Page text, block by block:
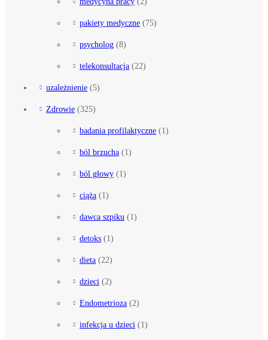
pakiety medyczne (75)
psycholog (8)
telekonsultacja (22)
uzależnienie (5)
Zdrowie (325)
badania profilaktyczne (1)
ból brzucha (1)
ból głowy (1)
ciąża (1)
dawca szpiku (1)
detoks (1)
dieta (22)
dzieci (2)
Endometrioza (2)
infekcja u dzieci (1)